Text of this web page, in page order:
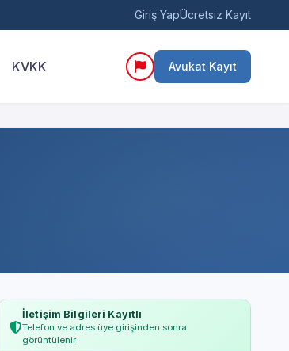
Giriş YapÜcretsiz Kayıt
KVKK Avukat Kayıt
İletişim Bilgileri Kayıtlı
Telefon ve adres üye girişinden sonra
görüntülenir